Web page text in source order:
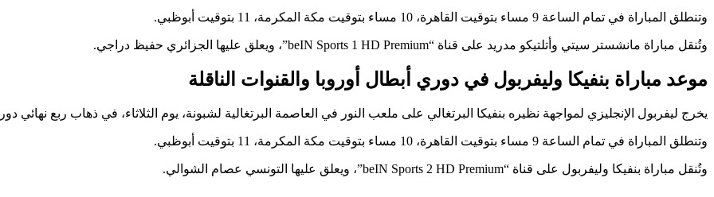
وتنطلق المباراة في تمام الساعة 9 مساء بتوقيت القاهرة، 10 مساء بتوقيت مكة المكرمة، 11 بتوقيت أبوظبي.
وتُنقل مباراة مانشستر سيتي وأتلتيكو مدريد على قناة “beIN Sports 1 HD Premium”، ويعلق عليها الجزائري حفيظ دراجي.
موعد مباراة بنفيكا وليفربول في دوري أبطال أوروبا والقنوات الناقلة
يخرج ليفربول الإنجليزي لمواجهة نظيره بنفيكا البرتغالي على ملعب النور في العاصمة البرتغالية لشبونة، يوم الثلاثاء، في ذهاب ربع نهائي
وتنطلق المباراة في تمام الساعة 9 مساء بتوقيت القاهرة، 10 مساء بتوقيت مكة المكرمة، 11 بتوقيت أبوظبي.
وتُنقل مباراة بنفيكا وليفربول على قناة “beIN Sports 2 HD Premium”، ويعلق عليها التونسي عصام الشوالي.